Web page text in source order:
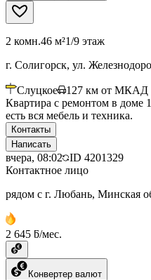
2 комн.46 м²1/9 этаж
г. Солигорск, ул.
Слуцкое 127 км от МКАД
Квартира с ремонтом в доме
есть вся мебель и техника.
Контакты
Написать
вчера, 08:02 ID 4201329
Контактное лицо
рядом с г. Любань, Минская
2 645 ƃ/мес.
Конвертер валют